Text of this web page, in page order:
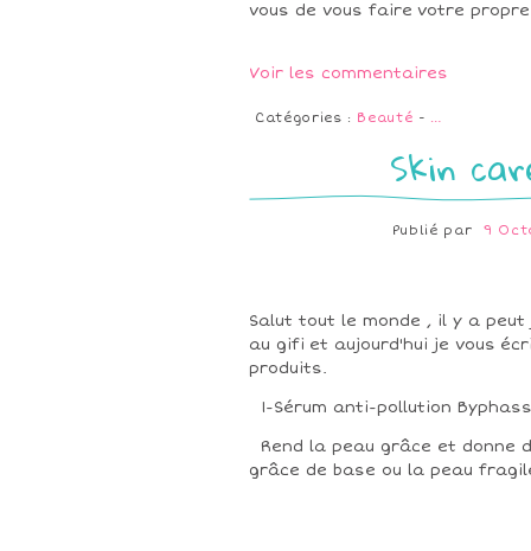
vous de vous faire votre
Voir les commentaires
Catégories : Beauté - …
Skin
Publié par 9
Salut tout le monde , il y a
au gifi et aujourd'hui je vous
produits.
1-Sérum anti-pollution
Rend la peau grâce et donne
grâce de base ou la peau